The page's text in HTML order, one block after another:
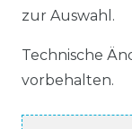
zur Auswahl.
Technische
vorbehalten.